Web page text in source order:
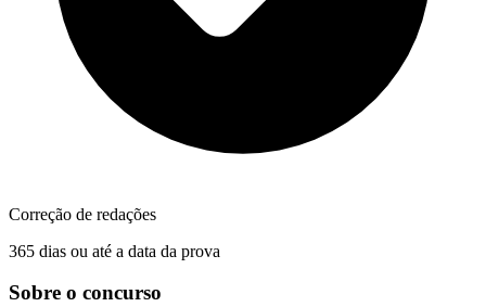
Correção de redações
365 dias ou até a data da prova
Sobre o concurso